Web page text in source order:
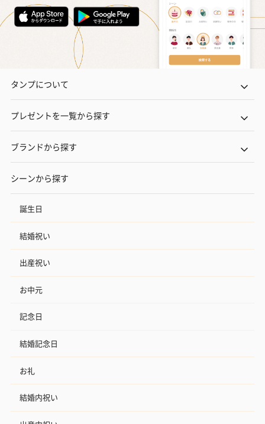
タンプについて
プレゼントを一覧から探す
ブランドから探す
シーンから探す
誕生日
結婚祝い
出産祝い
お中元
記念日
結婚記念日
お礼
結婚内祝い